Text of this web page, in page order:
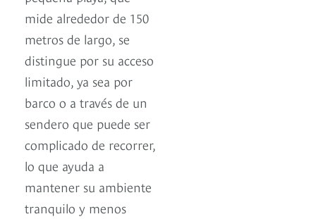
mide alrededor de 150
metros de largo, se
distingue por su acceso
limitado, ya sea por
barco o a través de un
sendero que puede ser
complicado de recorrer,
lo que ayuda a
mantener su ambiente
tranquilo y menos